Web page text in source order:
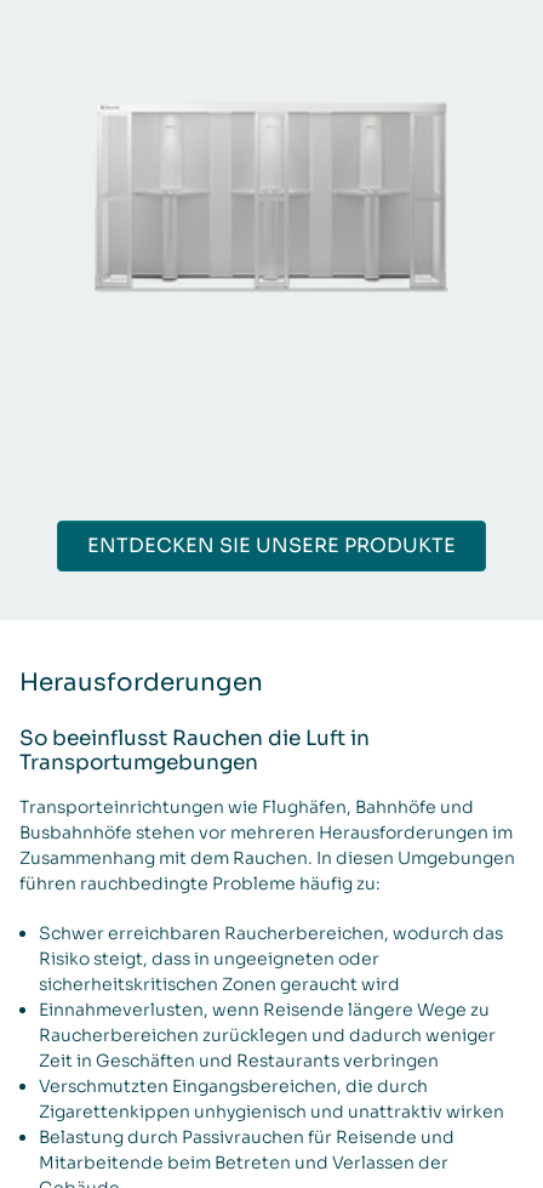
ENTDECKEN SIE UNSERE PRODUKTE
Herausforderungen
So beeinflusst Rauchen die Luft in
Transportumgebungen
Transporteinrichtungen wie Flughäfen, Bahnhöfe und
Busbahnhöfe stehen vor mehreren Herausforderungen im
Zusammenhang mit dem Rauchen. In diesen Umgebungen
führen rauchbedingte Probleme häufig zu:
Schwer erreichbaren Raucherbereichen, wodurch das
Risiko steigt, dass in ungeeigneten oder
sicherheitskritischen Zonen geraucht wird
Einnahmeverlusten, wenn Reisende längere Wege zu
Raucherbereichen zurücklegen und dadurch weniger
Zeit in Geschäften und Restaurants verbringen
Verschmutzten Eingangsbereichen, die durch
Zigarettenkippen unhygienisch und unattraktiv wirken
Belastung durch Passivrauchen für Reisende und
Mitarbeitende beim Betreten und Verlassen der